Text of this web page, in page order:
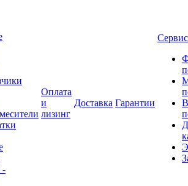
-
Оплата
и
лизинг
Доставка Гарантии